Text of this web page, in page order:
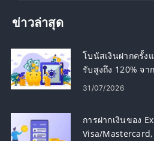
ข่าวล่าสุด
โบนัสเงินฝากครั้ง
รับสูงถึง 120% จ
31/07/2026
การฝากเงินของ
Visa/